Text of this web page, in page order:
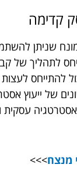
קדימה
מונח שניתן
לתהליך של
להתייחס
של ייעוץ
עסקית
מנצח>>>